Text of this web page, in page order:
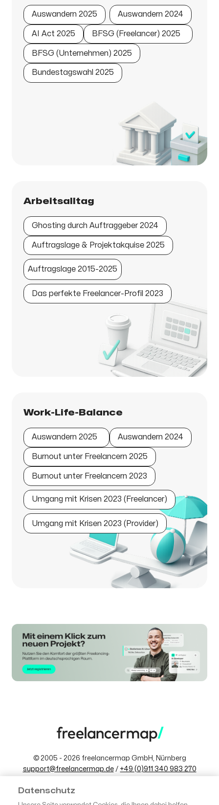
Auswandern 2025 Auswandern 2024
AI Act 2025 BFSG (Freelancer) 2025
BFSG (Unternehmen) 2025
Bundestagswahl 2025
Arbeitsalltag
Ghosting durch Auftraggeber 2024
Auftragslage & Projektakquise 2025
Auftragslage 2015-2025
Das perfekte Freelancer-Profil 2023
Work-Life-Balance
Auswandern 2025 Auswandern 2024
Burnout unter Freelancern 2025
Burnout unter Freelancern 2023
Umgang mit Krisen 2023 (Freelancer)
Umgang mit Krisen 2023 (Provider)
© 2005 - 2026 freelancermap GmbH, Nürnberg
support@freelancermap.de/ +49 (0)911 340 983 270
Datenschutz